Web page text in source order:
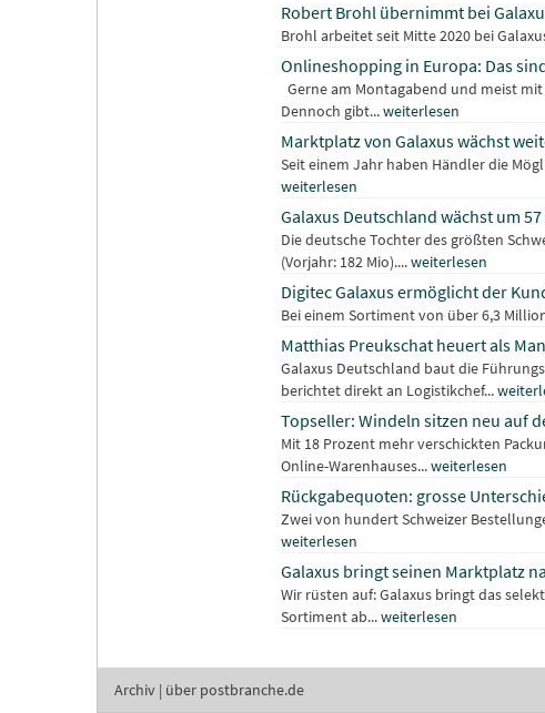
Robert Brohl übernimmt bei
Brohl arbeitet seit Mitte 2020 bei
Onlineshopping in Europa: Das
Gerne am Montagabend und meist
Dennoch gibt...weiterlesen
Marktplatz von Galaxus wächst
Seit einem Jahr haben Händler die
weiterlesen
Galaxus Deutschland wächst um
Die deutsche Tochter des größten
(Vorjahr: 182 Mio)....weiterlesen
Digitec Galaxus ermöglicht der
Bei einem Sortiment von über 6,3
Matthias Preukschat heuert als
Galaxus Deutschland baut die
berichtet direkt an Logistikchef...
Topseller: Windeln sitzen neu auf
Mit 18 Prozent mehr verschickten
Online-Warenhauses...weiterlesen
Rückgabequoten: grosse
Zwei von hundert Schweizer
weiterlesen
Galaxus bringt seinen Marktplatz
Wir rüsten auf: Galaxus bringt das
Sortiment ab...weiterlesen
Archiv | über postbranche.de